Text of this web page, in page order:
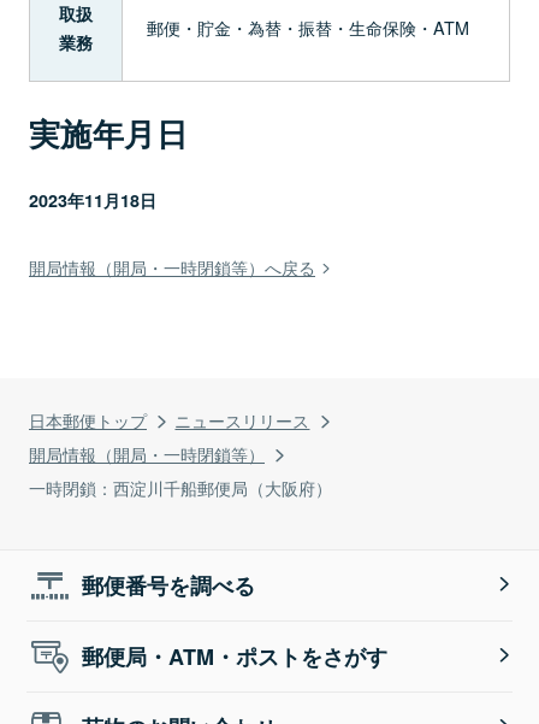
日本郵便トップ
ニュースリリース
開局情報（開局・一時閉鎖等）
一時閉鎖：西淀川千船郵便局（大阪府）
取扱
業務
郵便・貯金・為替・振替・生命保険・ATM
実施年月日
2023年11月18日
開局情報（開局・一時閉鎖等）へ戻る
郵便番号を調べる
郵便局・ATM・ポストをさがす